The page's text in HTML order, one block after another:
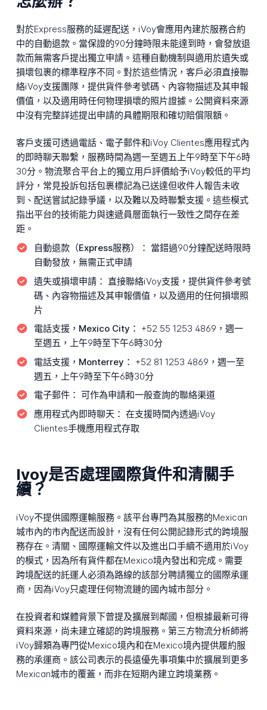
對於Express服務的延遲配送，iVoy會應用內建於服務合約
中的自動退款。當保證的90分鐘時限未能達到時，會發放退
款而無需客戶提出獨立申請。這種自動機制與適用於遺失或
損壞包裹的標準程序不同。對於這些情況，客戶必須直接聯
絡iVoy支援團隊，提供貨件參考號碼、內容物描述及其申報
價值，以及適用時任何物理損壞的照片證據。公開資料來源
中沒有完整詳述提出申請的具體期限和確切賠償限額。
客戶支援可透過電話、電子郵件和iVoy Clientes應用程式內
的即時聊天聯繫，服務時間為週一至週五上午9時至下午6時
30分。物流聚合平台上的獨立用戶評價給予iVoy較低的平均
評分，常見投訴包括包裹標記為已送達但收件人報告未收
到、配送嘗試記錄爭議，以及難以及時聯繫支援。這些模式
指出平台的技術能力與速遞員層面執行一致性之間存在差
距。
自動退款（Express服務）： 當錯過90分鐘配送時限時
自動發放，無需正式申請
遺失或損壞申請： 直接聯絡iVoy支援，提供貨件參考號
碼、內容物描述及其申報價值，以及適用的任何損壞照
片
電話支援，Mexico City： +52 55 1253 4869，週一
至週五，上午9時至下午6時30分
電話支援，Monterrey： +52 81 1253 4869，週一至
週五，上午9時至下午6時30分
電子郵件： 可作為申請和一般查詢的聯絡渠道
應用程式內即時聊天： 在支援時間內透過iVoy
Clientes手機應用程式存取
Ivoy是否處理國際貨件和清關手
續？
iVoy不提供國際運輸服務。該平台專門為其服務的Mexican
城市內的市內配送而設計，沒有任何公開記錄形式的跨境服
務存在。清關、國際運輸文件以及進出口手續不適用於iVoy
的模式，因為所有貨件都在Mexico境內發出和完成。需要
跨境配送的託運人必須為路線的該部分聘請獨立的國際承運
商，因為iVoy只處理任何物流鏈的國內城市部分。
在投資者和媒體背景下曾提及擴展到鄰國，但根據最新可得
資料來源，尚未建立確認的跨境服務。第三方物流分析師將
iVoy歸類為專門從Mexico境內和在Mexico境內提供履約服
務的承運商。該公司表示的長遠優先事項集中於擴展到更多
Mexican城市的覆蓋，而非在短期內建立跨境業務。